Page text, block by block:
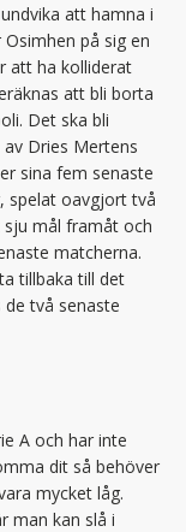
att hamna i
på sig en
att ha kolliderat
att bli borta
Det ska bli
Dries Mertens
sina fem senaste
spelat oavgjort två
mål framåt och
matcherna.
tillbaka till det
två senaste
A och har inte
dit så behöver
mycket låg.
man kan slå i